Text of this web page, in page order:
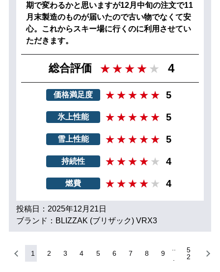
期で変わるかと思いますが12月中旬の注文で11
月末製造のものが届いたので古い物でなくて安
心。これからスキー場に行くのに利用させてい
ただきます。
総合評価 4
価格満足度 5
氷上性能 5
雪上性能 5
持続性 4
燃費 4
投稿日：2025年12月21日
ブランド：BLIZZAK (ブリザック) VRX3
1 2 3 4 5 6 7 8 9
5
2